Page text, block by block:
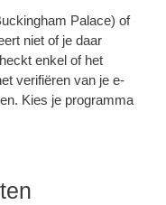
Palace) of
niet of je daar
enkel of het
verifiëren van je e-
Kies je programma